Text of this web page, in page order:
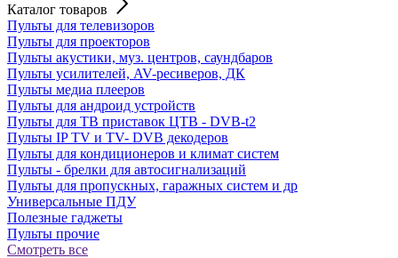
Каталог товаров
Пульты для телевизоров
Пульты для проекторов
Пульты акустики, муз. центров, саундбаров
Пульты усилителей, AV-ресиверов, ДК
Пульты медиа плееров
Пульты для андроид устройств
Пульты для ТВ приставок ЦТВ - DVB-t2
Пульты IP TV и TV- DVB декодеров
Пульты для кондиционеров и климат систем
Пульты - брелки для автосигнализаций
Пульты для пропускных, гаражных систем и др
Универсальные ПДУ
Полезные гаджеты
Пульты прочие
Смотреть все